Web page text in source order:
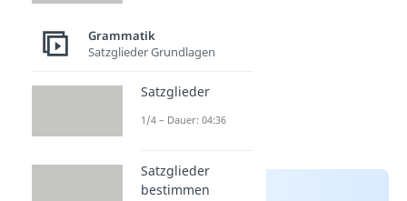
Grammatik
Satzglieder Grundlagen
Satzglieder
1/4 – Dauer: 04:36
Satzglieder
bestimmen